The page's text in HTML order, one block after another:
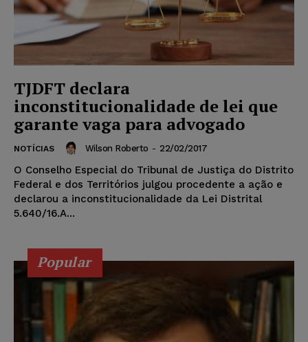
TJDFT declara
inconstitucionalidade de lei que
garante vaga para advogado
NOTÍCIAS Wilson Roberto - 22/02/2017
O Conselho Especial do Tribunal de Justiça do Distrito
Federal e dos Territórios julgou procedente a ação e
declarou a inconstitucionalidade da Lei Distrital
5.640/16.A...
Popular